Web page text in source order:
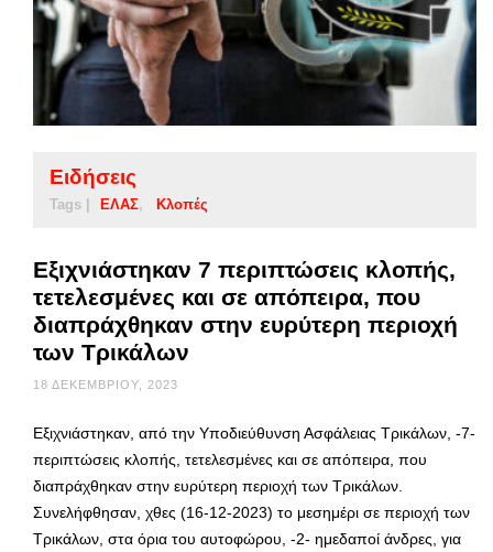
Ειδήσεις
Tags | ΕΛΑΣ Κλοπές
Εξιχνιάστηκαν 7 περιπτώσεις κλοπής,
τετελεσμένες και σε απόπειρα, που
διαπράχθηκαν στην ευρύτερη περιοχή
των Τρικάλων
18 ΔΕΚΕΜΒΡΊΟΥ, 2023
Εξιχνιάστηκαν, από την Υποδιεύθυνση Ασφάλειας Τρικάλων, -7-
περιπτώσεις κλοπής, τετελεσμένες και σε απόπειρα, που
διαπράχθηκαν στην ευρύτερη περιοχή των Τρικάλων.
Συνελήφθησαν, χθες (16-12-2023) το μεσημέρι σε περιοχή των
Τρικάλων, στα όρια του αυτοφώρου, -2- ημεδαποί άνδρες, για